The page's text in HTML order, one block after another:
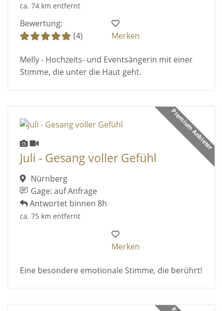
ca. 74 km entfernt
Bewertung:
(4)
Merken
Melly - Hochzeits- und Eventsängerin mit einer
Stimme, die unter die Haut geht.
Premium Anbieter
Juli - Gesang voller Gefühl
Nürnberg
Gage: auf Anfrage
Antwortet binnen 8h
ca. 75 km entfernt
Merken
Eine besondere emotionale Stimme, die berührt!